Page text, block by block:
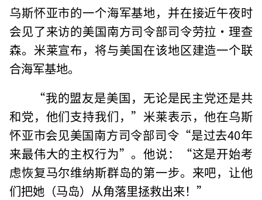
乌斯怀亚市的一个海军基地，并在接近午夜时
会见了来访的美国南方司令部司令劳拉·理查
森。米莱宣布，将与美国在该地区建造一个联
合海军基地。
“我的盟友是美国，无论是民主党还是共
和党，他们支持我们，”米莱表示，他在乌斯
怀亚市会见美国南方司令部司令“是过去40年
来最伟大的主权行为”。他说：“这是开始考
虑恢复马尔维纳斯群岛的第一步。来吧，让他
们把她（马岛）从角落里拯救出来！”